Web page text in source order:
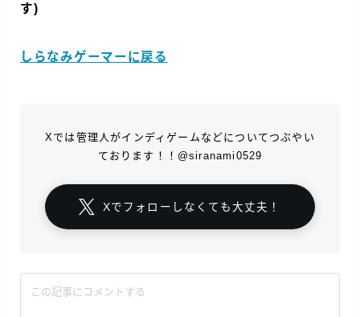
す)
しらなみゲーマーに戻る
Xでは管理人がインディゲームなどについてつぶやい
ております！！@siranami0529
Xでフォローしなくても大丈夫！